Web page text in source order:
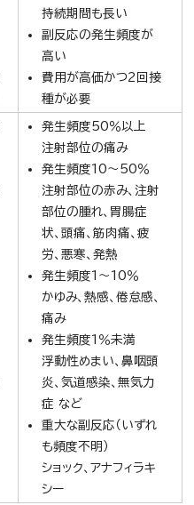
持続期間も長い
副反応の発生頻度が
高い
費用が高価かつ2回接
種が必要
発生頻度50％以上
注射部位の痛み
発生頻度10～50％
注射部位の赤み、注射
部位の腫れ、胃腸症
状、頭痛、筋肉痛、疲
労、悪寒、発熱
発生頻度1～10％
かゆみ、熱感、倦怠感、
痛み
発生頻度1％未満
浮動性めまい、鼻咽頭
炎、気道感染、無気力
症 など
重大な副反応（いずれ
も頻度不明）
ショック、アナフィラキ
シー